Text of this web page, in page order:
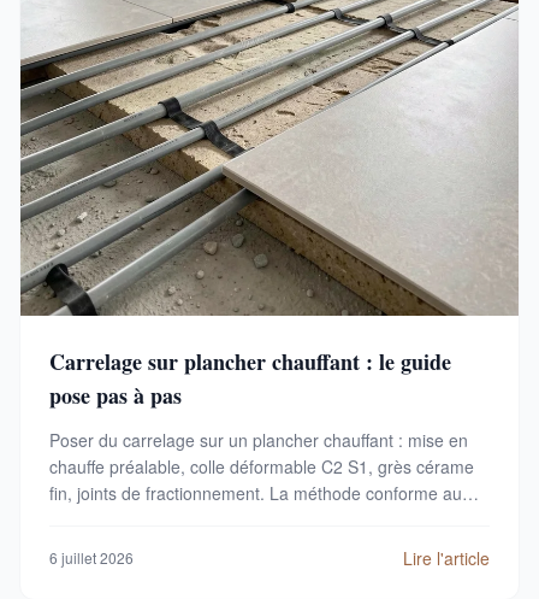
Carrelage sur plancher chauffant : le guide
pose pas à pas
Poser du carrelage sur un plancher chauffant : mise en
chauffe préalable, colle déformable C2 S1, grès cérame
fin, joints de fractionnement. La méthode conforme au
6 juillet 2026 Lire l'article